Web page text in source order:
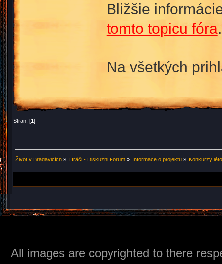
Bližšie
tomto topicu fóra.
Na všetkých
Stran: [1]
Život v Bradavicích » Hráči - Diskuzni Forum» Informace o projektu» Konkurzy
All images are copyrighted to there